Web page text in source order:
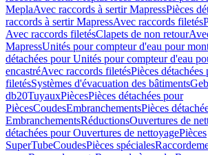
MeplaAvec raccords à sertir MapressPièces
raccords à sertir MapressAvec raccords filetés
Avec raccords filetésClapets de non retour
MapressUnités pour compteur d'eau pour
détachées pour Unités pour compteur d'eau
encastréAvec raccords filetésPièces
filetésSystèmes d'évacuation des bâtiments
db20TuyauxPiècesPièces détachées pour
PiècesCoudesEmbranchementsPièces
EmbranchementsRéductionsOuvertures de
détachées pour Ouvertures de nettoyagePièces
SuperTubeCoudesPièces spéciales